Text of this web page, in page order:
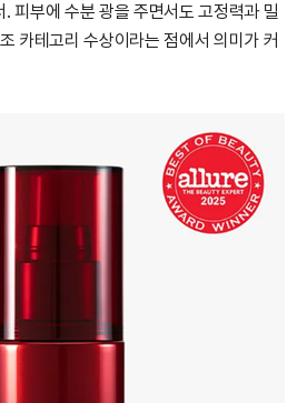
피부에 수분 광을 주면서도 고정력과 밀
카테고리 수상이라는 점에서 의미가 커